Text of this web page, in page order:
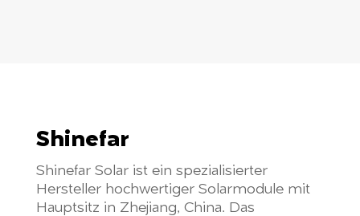
Shinefar
Shinefar Solar ist ein spezialisierter
Hersteller hochwertiger Solarmodule mit
Hauptsitz in Zhejiang, China. Das